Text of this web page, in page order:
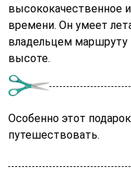
высококачественное
времени. Он умеет
владельцем маршруту
высоте.
Особенно этот
путешествовать.